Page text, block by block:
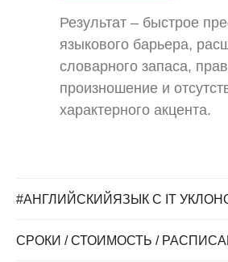
Результат – быстрое
языкового барьера,
словарного запаса,
произношение и
характерного акцента.
#АНГЛИЙСКИЙЯЗЫК С IT
СРОКИ / СТОИМОСТЬ /